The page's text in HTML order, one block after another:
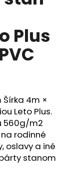
Plus
4m ×
Leto Plus.
560g/m2
rodinné
oslavy a iné
stanom